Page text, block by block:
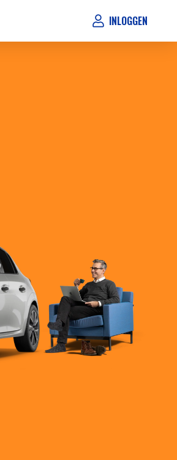
INLOGGEN